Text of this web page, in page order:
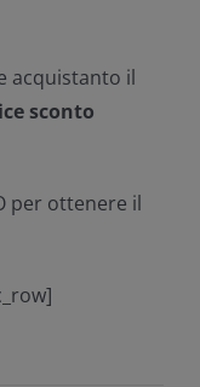
acquistanto il
sconto
per ottenere il